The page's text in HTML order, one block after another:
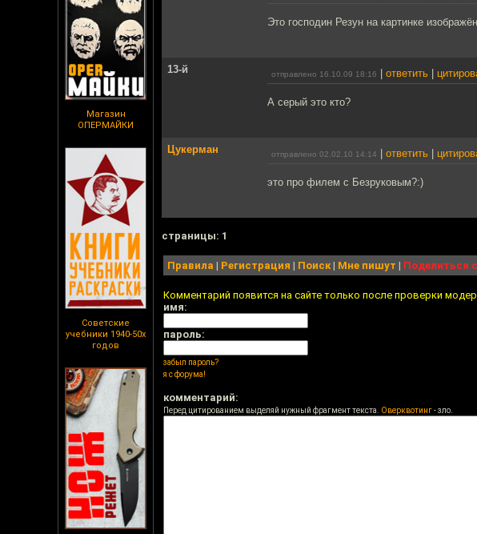
Магазин
ОПЕРМАЙКИ
Советские
учебники 1940-50х
годов
Это господин Резун на картинке
13-й отправлено 16.10.09 18:16 ответить
А серый это кто?
Цукерман отправлено 02.02.10 14:14 ответить
это про филем с Безруковым?:)
cтраницы: 1
Правила | Регистрация | Поиск| Мне пишут | Поделиться
Комментарий появится на сайте только после проверки
имя:
пароль:
забыл пароль?
я с форума!
комментарий:
Перед цитированием выделяй нужный фрагмент текста. Оверквотинг- зло.